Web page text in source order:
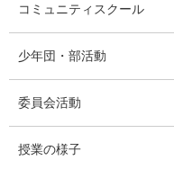
数
リ
ー
数
コミュニティスクールエ
ー
件
少年団・部活動
ー
委員会活動
授業の様子エ
件